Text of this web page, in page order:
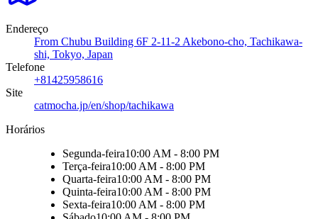
Endereço
From Chubu Building 6F 2-11-2 Akebono-cho, Tachikawa-
shi, Tokyo, Japan
Telefone
+81425958616
Site
catmocha.jp/en/shop/tachikawa
Horários
Segunda-feira10:00 AM - 8:00 PM
Terça-feira10:00 AM - 8:00 PM
Quarta-feira10:00 AM - 8:00 PM
Quinta-feira10:00 AM - 8:00 PM
Sexta-feira10:00 AM - 8:00 PM